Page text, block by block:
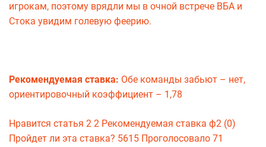
игрокам, поэтому врядли мы в очной встрече ВБА и
Стока увидим голевую феерию.
Рекомендуемая ставка: Обе команды забьют – нет,
ориентировочный коэффициент – 1,78
Нравится статья 2 2 Рекомендуемая ставка ф2 (0)
Пройдет ли эта ставка? 5615 Проголосовало 71